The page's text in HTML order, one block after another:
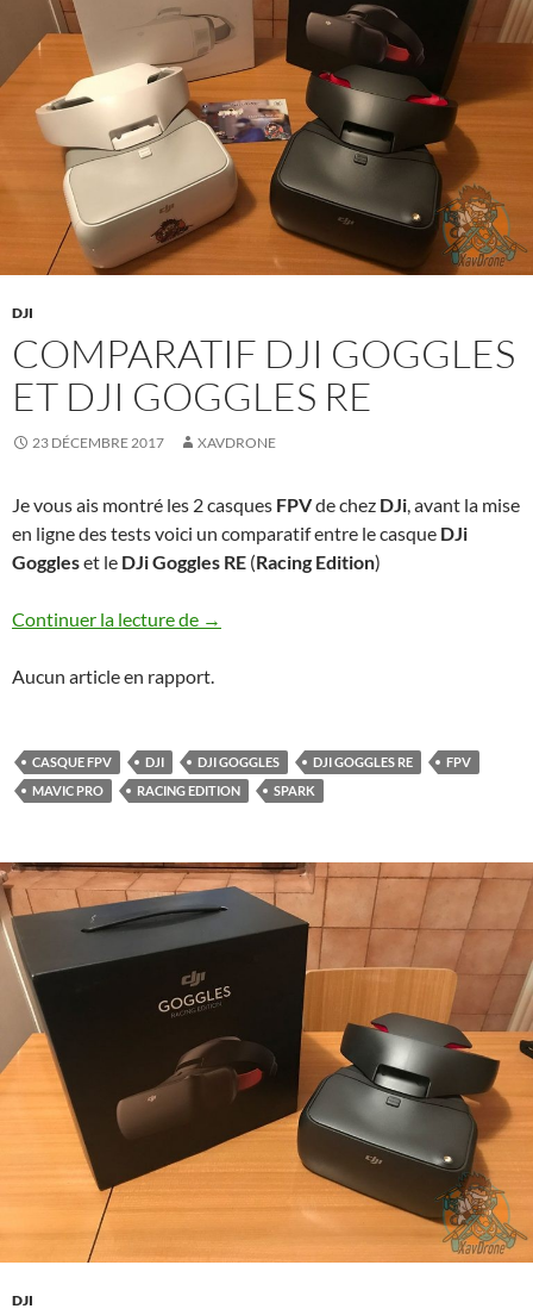
DJI
COMPARATIF DJI GOGGLES
ET DJI GOGGLES RE
23 DÉCEMBRE 2017 XAVDRONE
Je vous ais montré les 2 casques FPVde chez DJi, avant la mise
en ligne des tests voici un comparatif entre le casque DJi
Goggleset le DJi Goggles RE (Racing Edition)
Continuer la lecture de Comparatif DJi Goggles et DJi Goggles
→
Aucun article en rapport.
CASQUE FPV DJI DJI GOGGLES DJI GOGGLES RE
FPV
MAVIC PRO
RACING EDITION SPARK
DJI